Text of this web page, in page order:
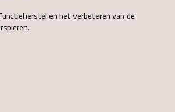
en het verbeteren van de